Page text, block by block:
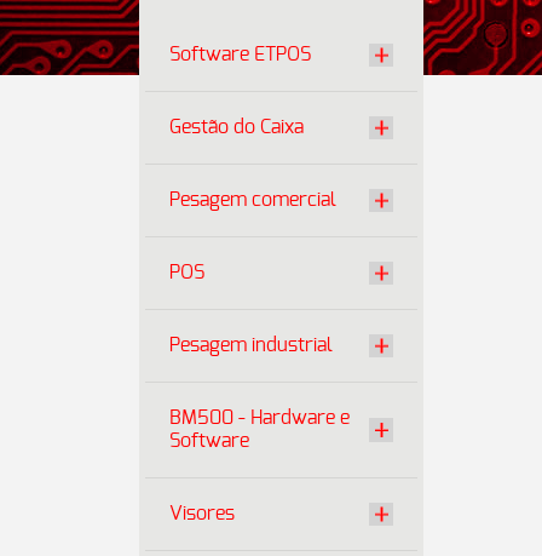
Software ETPOS
Gestão do Caixa
Pesagem comercial
POS
Pesagem industrial
BM500 - Hardware e
Software
Visores